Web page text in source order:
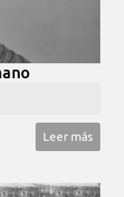
Leer más